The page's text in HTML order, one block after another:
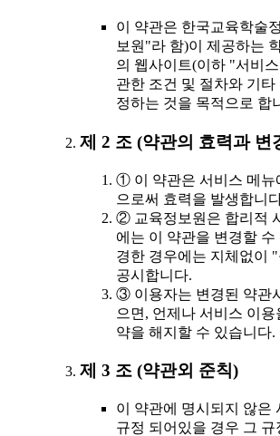
이 약관은 한국교육학술
보원"라 함)이 제공하는
의 웹사이트(이하 "서비
관한 조건 및 절차와 기
정하는 것을 목적으로 합
제 2 조 (약관의 효력과 변
① 이 약관은 서비스 메뉴
으로써 효력을 발생합니
② 교육정보원은 합리적
에는 이 약관을 변경할 수
경한 경우에는 지체없이
공시합니다.
③ 이용자는 변경된 약관
으면, 언제나 서비스 이용
약을 해지할 수 있습니다.
제 3 조 (약관외 준칙)
이 약관에 명시되지 않은
규정 되어있을 경우 그 규